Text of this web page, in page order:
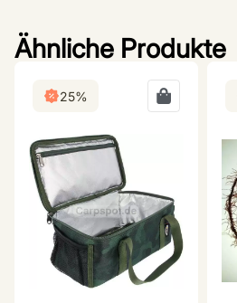
Ähnliche Produkte
25%